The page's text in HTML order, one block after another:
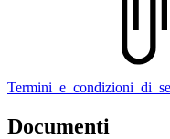
Documenti